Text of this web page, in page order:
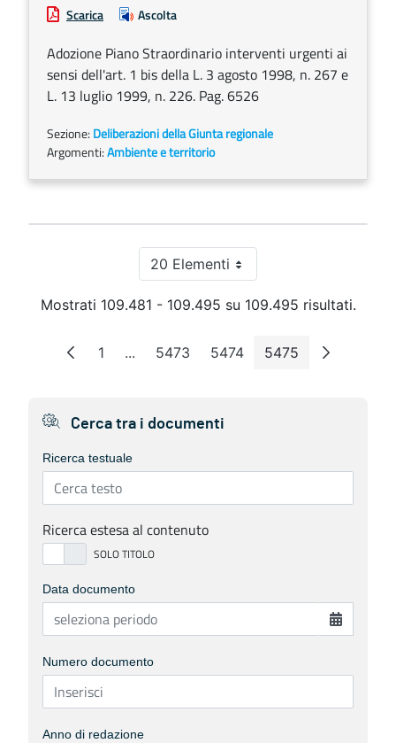
Scarica Ascolta
Adozione Piano Straordinario interventi urgenti ai
sensi dell'art. 1 bis della L. 3 agosto 1998, n. 267 e
L. 13 luglio 1999, n. 226. Pag. 6526
Sezione: Deliberazioni della Giunta regionale
Argomenti:Ambiente e territorio
20 ElementiPer pagina
Mostrati 109.481 - 109.495 su 109.495 risultati.
Pagina
1 ...Pagine intermedie
Pagina
5473 Pagina
5474 Pagina
5475
Cerca tra i documenti
Ricerca testuale
Ricerca estesa al contenuto
Data documento
Numero documento
Anno di redazione